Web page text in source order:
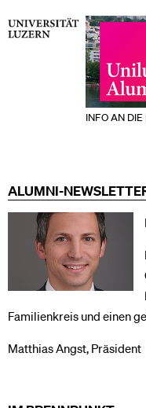
INFO AN
ALUMNI-
Familienkreis und einen
Matthias Angst, Präsident